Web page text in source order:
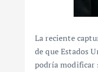
La reciente
de que Estados
podría modificar